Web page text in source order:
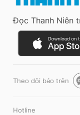
Đọc Thanh Niên
Theo dõi báo trên
Hotline